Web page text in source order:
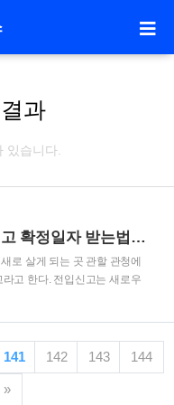
과
있습니다.
정부24 인터넷 전입신고 확정일자 받는법과 필요서류 알아보기
로 살게 되는 곳 관할 관청에
고 한다. 전입신고는 새로우
내에 해당 거주지의 시장·군
신고를 한 다음날 0시부터 효력
로 신청하는 것이 좋다. 전입
5만원 이내의 과태료를 물
141 142 143 144
»